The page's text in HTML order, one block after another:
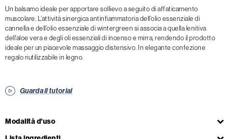
Un balsamo ideale per apportare sollievo a seguito di affaticamento
muscolare. L’attività sinergica antinfiammatoria dell’olio essenziale di
cannella e dell’olio essenziale di wintergreen si associa a quella lenitiva
dell’aloe vera e degli oli essenziali di incenso e mirra, rendendo il prodotto
ideale per un piacevole massaggio distensivo. In elegante confezione
regalo riutilizzabile in legno.
Guarda il tutorial
Modalità d'uso